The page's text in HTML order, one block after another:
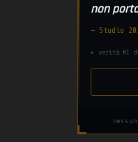
non
— Studio
▸ verità #1